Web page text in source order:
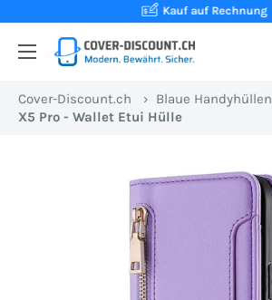
Inhalt
Kauf auf Rechnung
Cover-
Ihr
Onlineshop
Schutzhüllen
Cover-Discount.ch › Blaue Handyhüllen
X5 Pro - Wallet Etui Hülle